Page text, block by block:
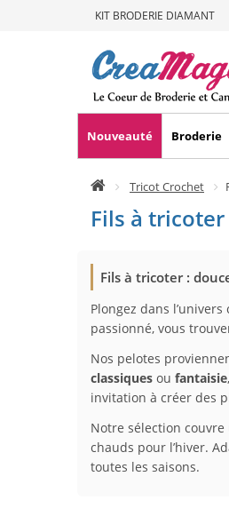
KIT BRODERIE DIAMANT
Nouveauté Broderie
Tricot Crochet
Fils à
Fils à tricoter :
Plongez dans
passionné, vous
Nos pelotes
classiques ou fantaisie
invitation à créer des
Notre sélection
chauds pour l’hiver.
toutes les saisons.